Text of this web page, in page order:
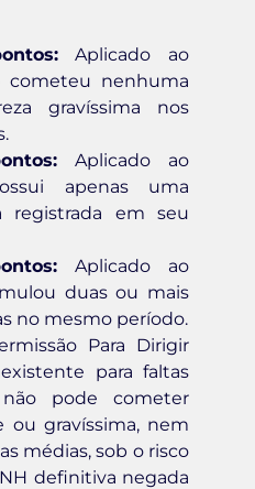
Aplicado ao
nenhuma
gravíssima nos
Aplicado ao
apenas uma
registrada em seu
Aplicado ao
duas ou mais
no mesmo período.
Para Dirigir
para faltas
pode cometer
ou gravíssima, nem
médias, sob o risco
definitiva negada